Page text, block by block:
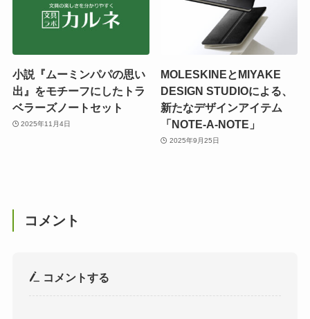
小説『ムーミンパパの思い
出』をモチーフにしたトラ
ベラーズノートセット
2025年11月4日
MOLESKINEとMIYAKE
DESIGN STUDIOによる、
新たなデザインアイテム
「NOTE-A-NOTE」
2025年9月25日
コメント
コメントする